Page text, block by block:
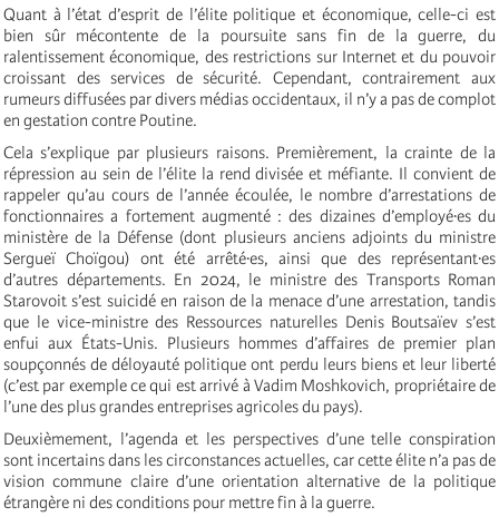
Quant à l’état d’esprit de l’élite politique et économique, celle-ci est
bien sûr mécontente de la poursuite sans fin de la guerre, du
ralentissement économique, des restrictions sur Internet et du pouvoir
croissant des services de sécurité. Cependant, contrairement aux
rumeurs diffusées par divers médias occidentaux, il n’y a pas de complot
en gestation contre Poutine.
Cela s’explique par plusieurs raisons. Premièrement, la crainte de la
répression au sein de l’élite la rend divisée et méfiante. Il convient de
rappeler qu’au cours de l’année écoulée, le nombre d’arrestations de
fonctionnaires a fortement augmenté : des dizaines d’employé·es du
ministère de la Défense (dont plusieurs anciens adjoints du ministre
Sergueï Choïgou) ont été arrêté·es, ainsi que des représentant·es
d’autres départements. En 2024, le ministre des Transports Roman
Starovoit s’est suicidé en raison de la menace d’une arrestation, tandis
que le vice-ministre des Ressources naturelles Denis Boutsaïev s’est
enfui aux États-Unis. Plusieurs hommes d’affaires de premier plan
soupçonnés de déloyauté politique ont perdu leurs biens et leur liberté
(c’est par exemple ce qui est arrivé à Vadim Moshkovich, propriétaire de
l’une des plus grandes entreprises agricoles du pays).
Deuxièmement, l’agenda et les perspectives d’une telle conspiration
sont incertains dans les circonstances actuelles, car cette élite n’a pas de
vision commune claire d’une orientation alternative de la politique
étrangère ni des conditions pour mettre fin à la guerre.